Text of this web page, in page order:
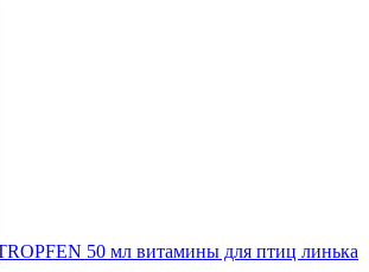
50 мл витамины для птиц линька